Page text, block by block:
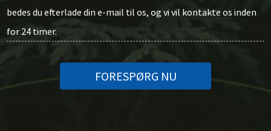
bedes du efterlade din e-mail til os, og vi vil kontakte os inden
for 24 timer.
FORESPØRG NU